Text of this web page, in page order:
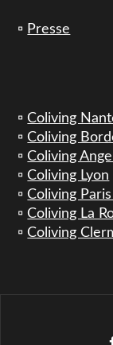
▫️ Presse
▫️Coliving
▫️Coliving
▫️Coliving
▫️Coliving Lyon
▫️Coliving
▫️Coliving La
▫️Coliving